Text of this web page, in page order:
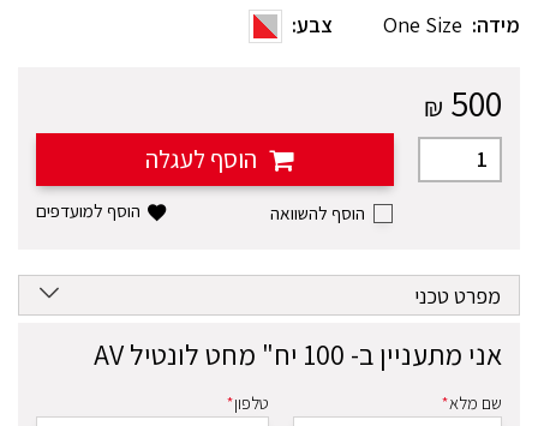
מידה: One Size צבע:
500
₪
הוסף לעגלה
הוסף למועדפים
מפרט טכני
אני מתעניין ב- 100 יח" מחט לונטיל AV
שם מלא* טלפון*